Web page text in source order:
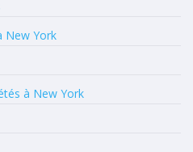
New York
à New York